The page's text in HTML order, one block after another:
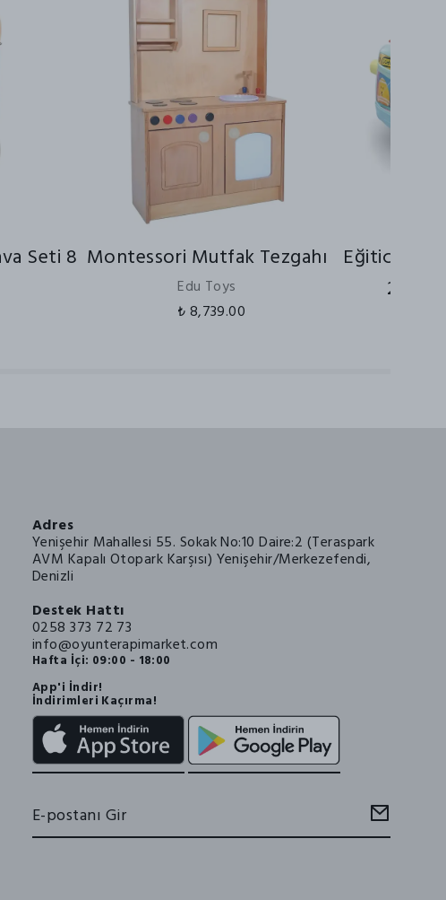
Seti 8 Montessori Mutfak Tezgahı
Edu Toys
₺ 8,739.00
Eğitici
2'si 1
Adres
Yenişehir Mahallesi 55. Sokak No:10 Daire:2 (Teraspark
AVM Kapalı Otopark Karşısı) Yenişehir/Merkezefendi,
Denizli
Destek Hattı
0258 373 72 73
info@oyunterapimarket.com
Hafta İçi: 09:00 - 18:00
App'i İndir!
İndirimleri Kaçırma!